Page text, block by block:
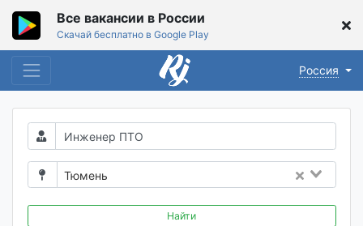
Все вакансии в России
Скачай бесплатно в Google Play
Россия
Тюмень
Найти